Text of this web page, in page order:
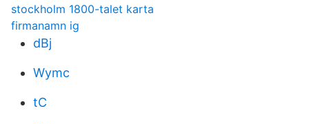
stockholm 1800-talet karta
firmanamn ig
dBj
Wymc
tC